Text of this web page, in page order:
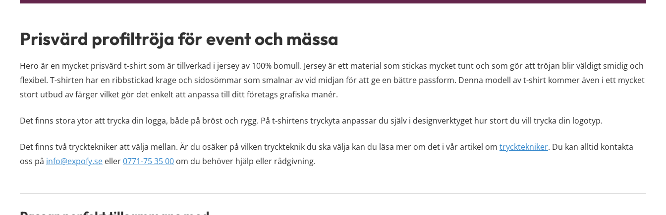
Prisvärd profiltröja för event och mässa
Hero är en mycket prisvärd t-shirt som är tillverkad i jersey av 100% bomull. Jersey är ett material som stickas mycket tunt och som gör att tröjan blir väldigt smidig och
flexibel. T-shirten har en ribbstickad krage och sidosömmar som smalnar av vid midjan för att ge en bättre passform. Denna modell av t-shirt kommer även i ett mycket
stort utbud av färger vilket gör det enkelt att anpassa till ditt företags grafiska manér.
Det finns stora ytor att trycka din logga, både på bröst och rygg. På t-shirtens tryckyta anpassar du själv i designverktyget hur stort du vill trycka din logotyp.
Det finns två trycktekniker att välja mellan. Är du osäker på vilken tryckteknik du ska välja kan du läsa mer om det i vår artikel om trycktekniker. Du kan alltid kontakta
oss på info@expofy.se eller0771-75 35 00 om du behöver hjälp eller rådgivning.